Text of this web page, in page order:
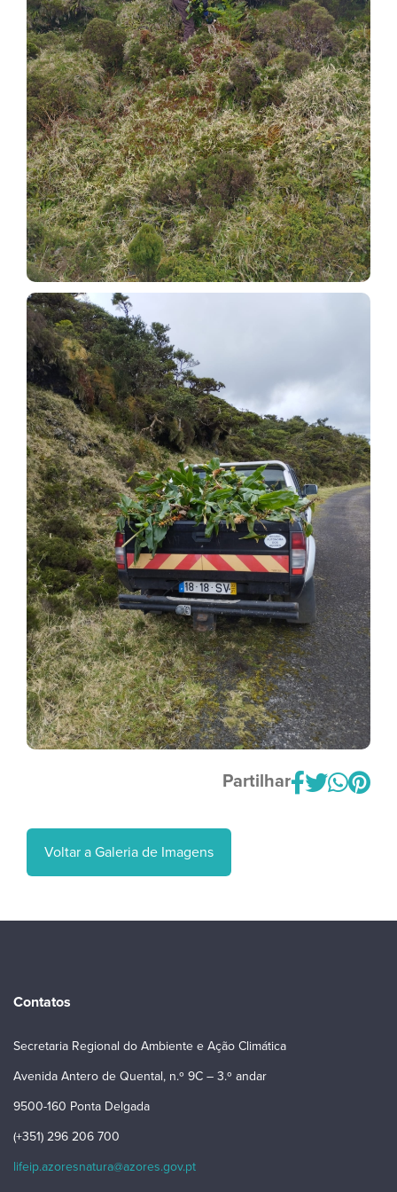
Partilhar
Voltar a Galeria de Imagens
Contatos
Secretaria Regional do Ambiente e Ação Climática
Avenida Antero de Quental, n.º 9C – 3.º andar
9500-160 Ponta Delgada
(+351) 296 206 700
lifeip.azoresnatura@azores.gov.pt